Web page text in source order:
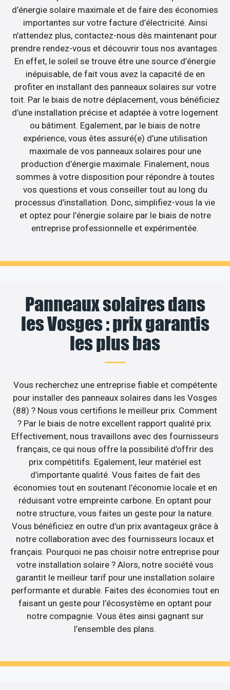
d’énergie solaire maximale et de faire des économies
importantes sur votre facture d’électricité. Ainsi
n’attendez plus, contactez-nous dès maintenant pour
prendre rendez-vous et découvrir tous nos avantages.
En effet, le soleil se trouve être une source d’énergie
inépuisable, de fait vous avez la capacité de en
profiter en installant des panneaux solaires sur votre
toit. Par le biais de notre déplacement, vous bénéficiez
d’une installation précise et adaptée à votre logement
ou bâtiment. Egalement, par le biais de notre
expérience, vous êtes assuré(e) d’une utilisation
maximale de vos panneaux solaires pour une
production d’énergie maximale. Finalement, nous
sommes à votre disposition pour répondre à toutes
vos questions et vous conseiller tout au long du
processus d’installation. Donc, simplifiez-vous la vie
et optez pour l’énergie solaire par le biais de notre
entreprise professionnelle et expérimentée.
Panneaux solaires dans
les Vosges : prix garantis
les plus bas
Vous recherchez une entreprise fiable et compétente
pour installer des panneaux solaires dans les Vosges
(88) ? Nous vous certifions le meilleur prix. Comment
? Par le biais de notre excellent rapport qualité prix.
Effectivement, nous travaillons avec des fournisseurs
français, ce qui nous offre la possibilité d’offrir des
prix compétitifs. Egalement, leur matériel est
d’importante qualité. Vous faites de fait des
économies tout en soutenant l’économie locale et en
réduisant votre empreinte carbone. En optant pour
notre structure, vous faites un geste pour la nature.
Vous bénéficiez en outre d’un prix avantageux grâce à
notre collaboration avec des fournisseurs locaux et
français. Pourquoi ne pas choisir notre entreprise pour
votre installation solaire ? Alors, notre société vous
garantit le meilleur tarif pour une installation solaire
performante et durable. Faites des économies tout en
faisant un geste pour l’écosystème en optant pour
notre compagnie. Vous êtes ainsi gagnant sur
l’ensemble des plans.